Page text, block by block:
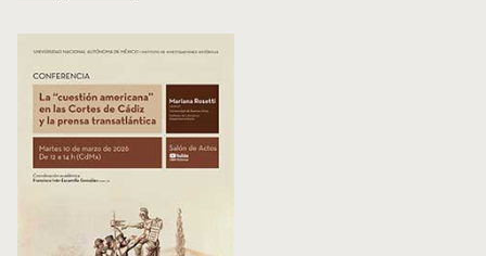
Serie editorial Históricas Comunicación Pública
Podcast Históricas
Cajón de historias